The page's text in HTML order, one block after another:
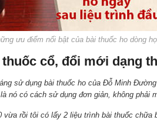
ưu điểm nổi bật của bài thuốc ho dòng
cổ, đổi mới dạng
sử dụng bài thuốc ho của Đỗ Minh
nó có cách sử dụng đơn giản, không phải
vừa rồi tôi có lấy 2 liệu trình bài thuốc